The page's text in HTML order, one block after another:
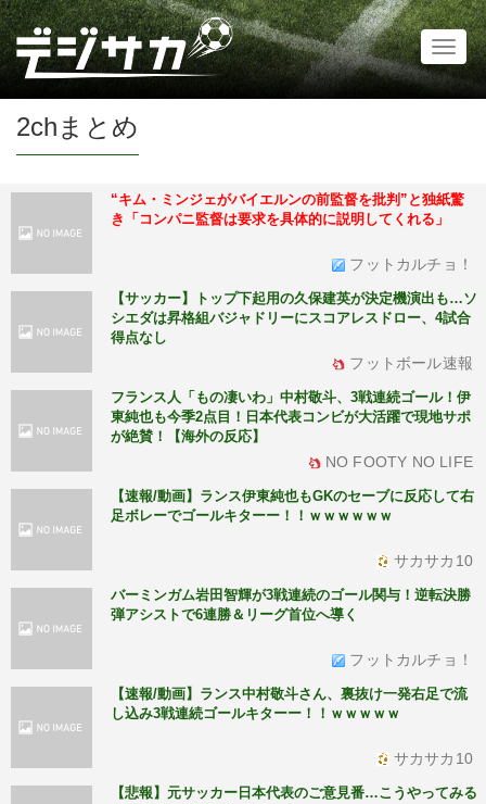
2chまとめ
“キム・ミンジェがバイエルンの前監督を批判”と独紙驚
き「コンパニ監督は要求を具体的に説明してくれる」
フットカルチョ！
【サッカー】トップ下起用の久保建英が決定機演出も…ソ
シエダは昇格組バジャドリーにスコアレスドロー、4試合
得点なし
フットボール速報
フランス人「もの凄いわ」中村敬斗、3戦連続ゴール！伊
東純也も今季2点目！日本代表コンビが大活躍で現地サポ
が絶賛！【海外の反応】
NO FOOTY NO LIFE
【速報/動画】ランス伊東純也もGKのセーブに反応して右
足ボレーでゴールキターー！！ｗｗｗｗｗｗ
サカサカ10
バーミンガム岩田智輝が3戦連続のゴール関与！逆転決勝
弾アシストで6連勝＆リーグ首位へ導く
フットカルチョ！
【速報/動画】ランス中村敬斗さん、裏抜け一発右足で流
し込み3戦連続ゴールキターー！！ｗｗｗｗｗ
サカサカ10
【悲報】元サッカー日本代表のご意見番…こうやってみる